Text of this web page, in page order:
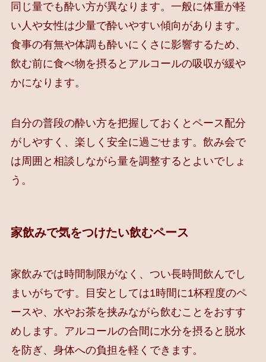
同じ量でも酔い方が異なります。一般に体重が軽
い人や女性は少量で酔いやすい傾向があります。
食事の有無や体調も酔いにくさに影響するため、
飲む前に食べ物を摂るとアルコールの吸収が緩や
かになります。
自分の普段の酔い方を把握しておくとペース配分
がしやすく、楽しく安全に過ごせます。飲み会で
は周囲と相談しながら量を調整するとよいでしょ
う。
家飲みで気をつけたい飲むペース
家飲みでは時間制限がなく、つい長時間飲んでし
まいがちです。目安としては1時間に1杯程度のペ
ースや、水やお茶を挟みながら飲むことをおすす
めします。アルコールの合間に水分を摂ると脱水
を防ぎ、身体への負担を軽くできます。